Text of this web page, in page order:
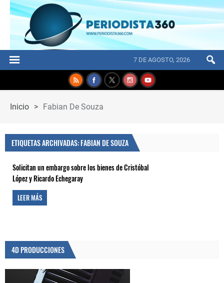
7 DE AGOSTO, 2026
Inicio > Fabian De Souza
ETIQUETAS ARCHIVADAS: FABIAN DE SOUZA
Solicitan un embargo sobre los bienes de Cristóbal
López y Ricardo Echegaray
LEER MÁS
4D PRODUCCIONES